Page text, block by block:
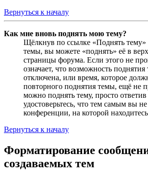
Вернуться к началу
Как мне вновь поднять мою тему?
Щёлкнув по ссылке «Поднять тему»
темы, вы можете «поднять» её в
страницы форума. Если этого не
означает, что возможность
отключена, или время, которое
повторного поднятия темы, ещё не
можно поднять тему, просто
удостоверьтесь, что тем самым вы
конференции, на которой
Вернуться к началу
Форматирование
создаваемых тем